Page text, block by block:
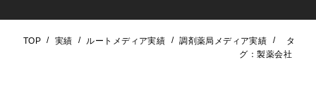
TOP / 実績 / ルートメディア実績 / 調剤薬局メディア実績 /
タ
グ：製薬会社